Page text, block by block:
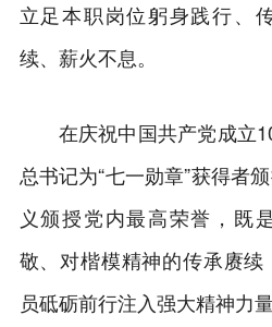
立足本职岗位躬身践行、
续、薪火不息。
在庆祝中国共产党成立
总书记为“七一勋章”获得者
义颁授党内最高荣誉，既
敬、对楷模精神的传承赓
员砥砺前行注入强大精神力量